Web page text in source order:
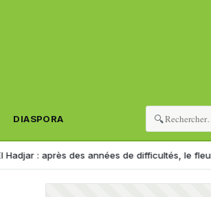
DIASPORA 🔍
des années de difficultés, le fleuron